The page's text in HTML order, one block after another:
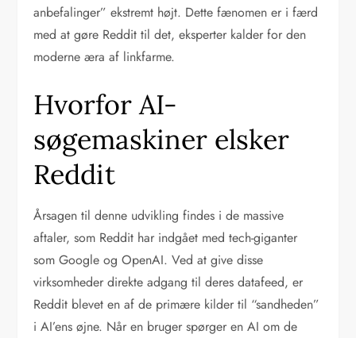
anbefalinger” ekstremt højt. Dette fænomen er i færd
med at gøre Reddit til det, eksperter kalder for den
moderne æra af linkfarme.
Hvorfor AI-
søgemaskiner elsker
Reddit
Årsagen til denne udvikling findes i de massive
aftaler, som Reddit har indgået med tech-giganter
som Google og OpenAI. Ved at give disse
virksomheder direkte adgang til deres datafeed, er
Reddit blevet en af de primære kilder til “sandheden”
i AI’ens øjne. Når en bruger spørger en AI om de